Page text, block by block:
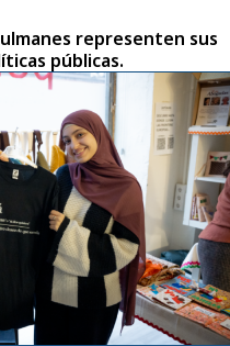
representen sus
públicas.